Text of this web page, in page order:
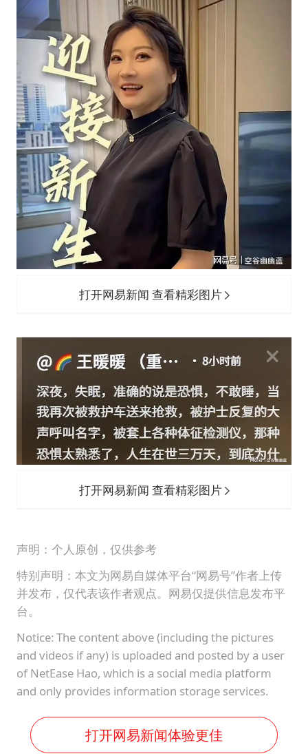
打开网易新闻 查看精彩图片
打开网易新闻 查看精彩图片
声明：个人原创，仅供参考
特别声明：本文为网易自媒体平台“网易号”作者上传
并发布，仅代表该作者观点。网易仅提供信息发布平
台。
Notice: The content above (including the pictures
and videos if any) is uploaded and posted by a user
of NetEase Hao, which is a social media platform
and only provides information storage services.
打开网易新闻体验更佳